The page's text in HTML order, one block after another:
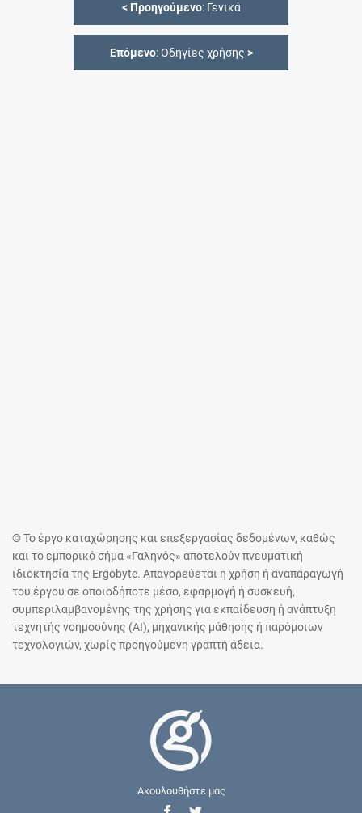
< Προηγούμενο: Γενικά
Επόμενο: Οδηγίες χρήσης >
© Το έργο καταχώρησης και επεξεργασίας δεδομένων, καθώς
και το εμπορικό σήμα «Γαληνός» αποτελούν πνευματική
ιδιοκτησία της Ergobyte. Απαγορεύεται η χρήση ή αναπαραγωγή
του έργου σε οποιοδήποτε μέσο, εφαρμογή ή συσκευή,
συμπεριλαμβανομένης της χρήσης για εκπαίδευση ή ανάπτυξη
τεχνητής νοημοσύνης (AI), μηχανικής μάθησης ή παρόμοιων
τεχνολογιών, χωρίς προηγούμενη γραπτή άδεια.
Ακουλουθήστε μας